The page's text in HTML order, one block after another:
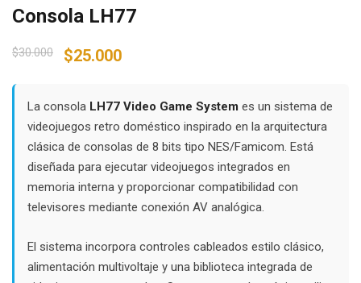
Consola LH77
$30.000
Original
$30.000.
$25.000Current
$25.000.
La consola LH77 Video Game System es un sistema de
videojuegos retro doméstico inspirado en la arquitectura
clásica de consolas de 8 bits tipo NES/Famicom. Está
diseñada para ejecutar videojuegos integrados en
memoria interna y proporcionar compatibilidad con
televisores mediante conexión AV analógica.
El sistema incorpora controles cableados estilo clásico,
alimentación multivoltaje y una biblioteca integrada de